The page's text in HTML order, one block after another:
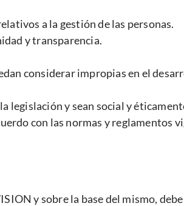
a la gestión de las personas.
y transparencia.
considerar impropias en el
legislación y sean social y
con las normas y reglamentos
y sobre la base del mismo,